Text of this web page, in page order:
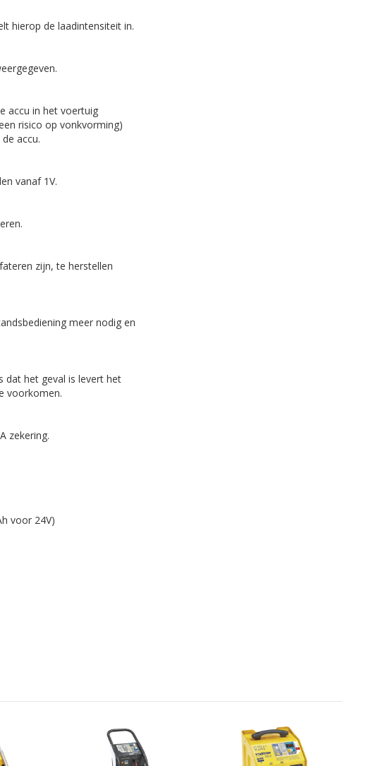
hierop de laadintensiteit in.
accu in het voertuig
risico op vonkvorming)
accu.
vanaf 1V.
zijn, te herstellen
meer nodig en
dat het geval is levert het
voorkomen.
zekering.
voor 24V)